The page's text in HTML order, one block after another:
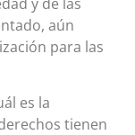
aún
para las
es la
tienen